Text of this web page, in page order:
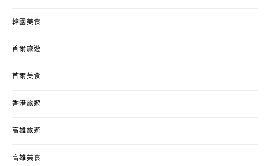
韓國美食
首爾旅遊
首爾美食
香港旅遊
高雄旅遊
高雄美食